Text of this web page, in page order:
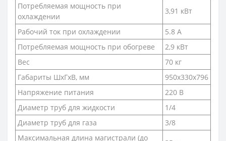
Потребляемая мощность при
охлаждении
3,91 кВт
Рабочий ток при охлаждении
5.8 А
Потребляемая мощность при обогреве
2,9 кВт
Вес
70 кг
Габариты ШхГхВ, мм
950х330х796
Напряжение питания
220 В
Диаметр труб для жидкости
1/4
Диаметр труб для газа
3/8
Максимальная длина магистрали (до